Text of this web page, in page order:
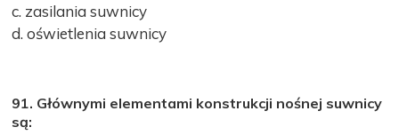
c. zasilania suwnicy
d. oświetlenia suwnicy
91. Głównymi elementami konstrukcji nośnej suwnicy
są: